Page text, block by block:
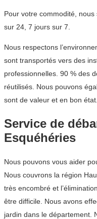
Pour votre commodité,
sur 24, 7 jours sur 7.
Nous respectons
sont transportés vers des
professionnelles. 90 % des
réutilisés. Nous pouvons
sont de valeur et en bon état.
Service de
Esquéhéries
Nous pouvons vous aider
Nous couvrons la région
très encombré et
être difficile. Nous avons
jardin dans le département.